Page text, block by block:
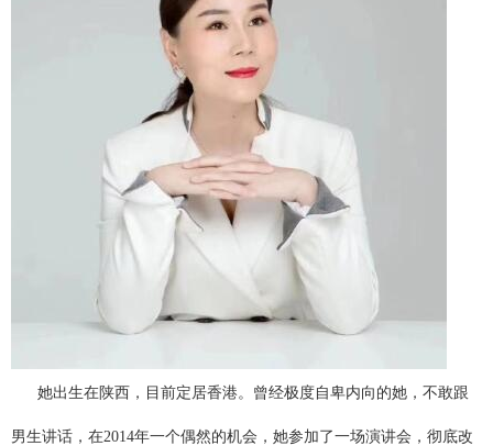
她出生在陕西，目前定居香港。曾经极度自卑内向的她，不敢跟
男生讲话，在2014年一个偶然的机会，她参加了一场演讲会，彻底改